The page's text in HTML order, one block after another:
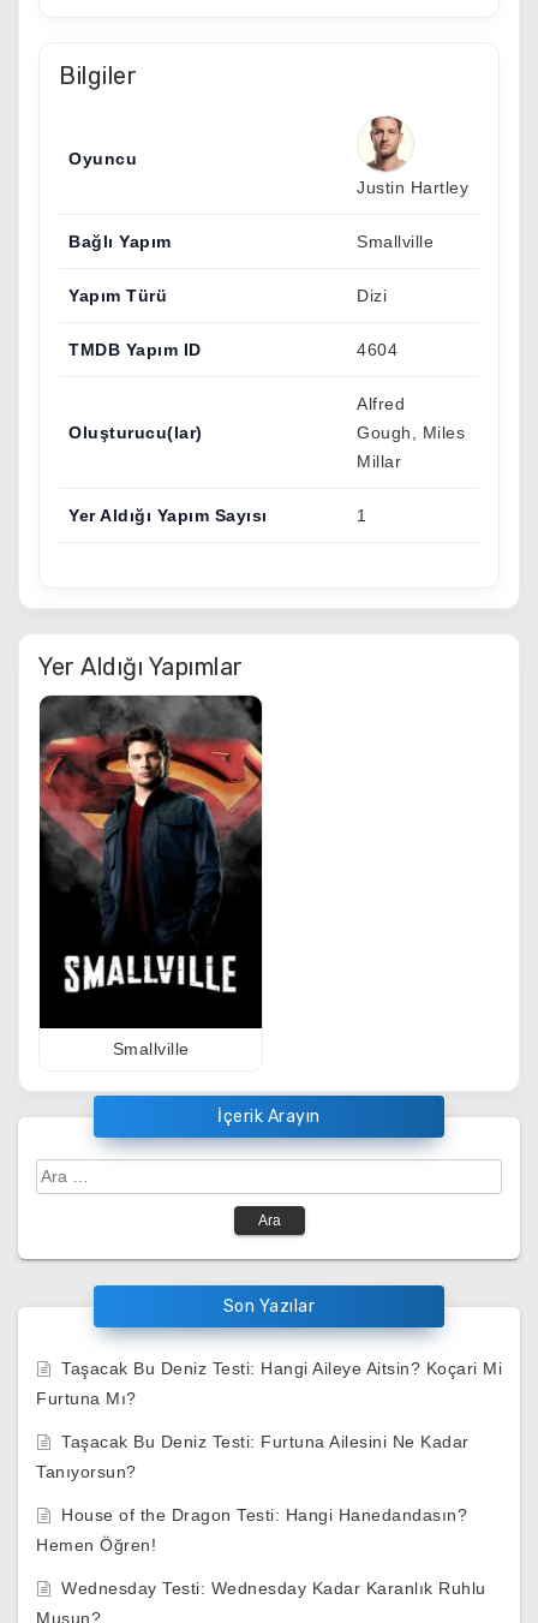
Bilgiler
Oyuncu
Justin Hartley
Bağlı Yapım Smallville
Yapım Türü Dizi
TMDB Yapım ID 4604
Oluşturucu(lar)
Alfred
Gough, Miles
Millar
Yer Aldığı Yapım Sayısı 1
Yer Aldığı Yapımlar
Smallville
İçerik Arayın
Arama:
Son Yazılar
Taşacak Bu Deniz Testi: Hangi Aileye Aitsin? Koçari Mi
Furtuna Mı?
Taşacak Bu Deniz Testi: Furtuna Ailesini Ne Kadar
Tanıyorsun?
House of the Dragon Testi: Hangi Hanedandasın?
Hemen Öğren!
Wednesday Testi: Wednesday Kadar Karanlık Ruhlu
Musun?